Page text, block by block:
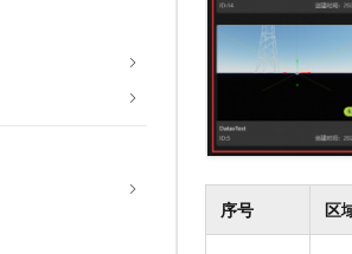
序号 区
千问AI平台-模型体验
在线体验全尺寸、多种模
Happy 系列大模型
大模型解决方案
助力企业全员 AI 认知与能
行业生态解决方案
开发者生态解决方案
AI 开发和 AI 应用解决